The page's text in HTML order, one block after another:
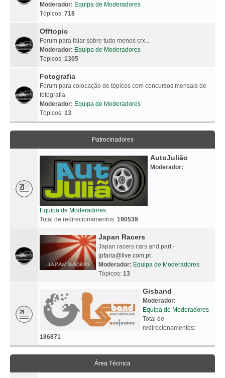
Moderador: Equipa de Moderadores
Tópicos: 718
Offtopic
Forum para falar sobre tudo menos crx...
Moderador: Equipa de Moderadores
Tópicos: 1305
Fotografia
Fórum para colocação de tópicos com concursos mensais de
fotografia
Moderador: Equipa de Moderadores
Tópicos: 13
Patrocinadores
AutoJulião
Moderador:
Equipa de Moderadores
Total de redirecionamentos: 190539
Japan Racers
Japan racers cars and part -
jpfaria@live.com.pt
Moderador: Equipa de Moderadores
Tópicos: 13
Gisband
Moderador:
Equipa de Moderadores
Total de
redirecionamentos:
186871
Área Técnica